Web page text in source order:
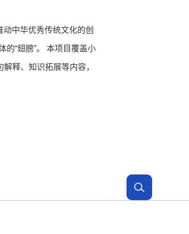
中华优秀传统文化的创
“翅膀”。 本项目覆盖小
释、知识拓展等内容，